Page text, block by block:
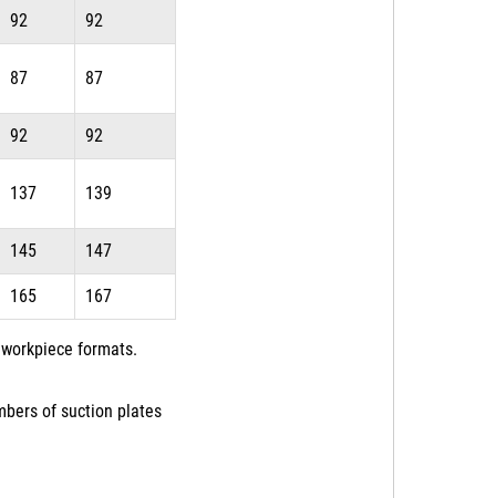
92 92
87 87
92 92
137 139
145 147
165 167
formats.
of suction plates